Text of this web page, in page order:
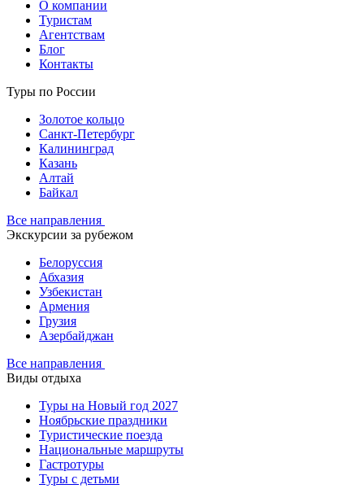
О компании
Туристам
Агентствам
Блог
Контакты
Туры по России
Золотое кольцо
Санкт-Петербург
Калининград
Казань
Алтай
Байкал
Все направления
Экскурсии за рубежом
Белоруссия
Абхазия
Узбекистан
Армения
Грузия
Азербайджан
Все направления
Виды отдыха
Туры на Новый год 2027
Ноябрьские праздники
Туристические поезда
Национальные маршруты
Гастротуры
Туры с детьми